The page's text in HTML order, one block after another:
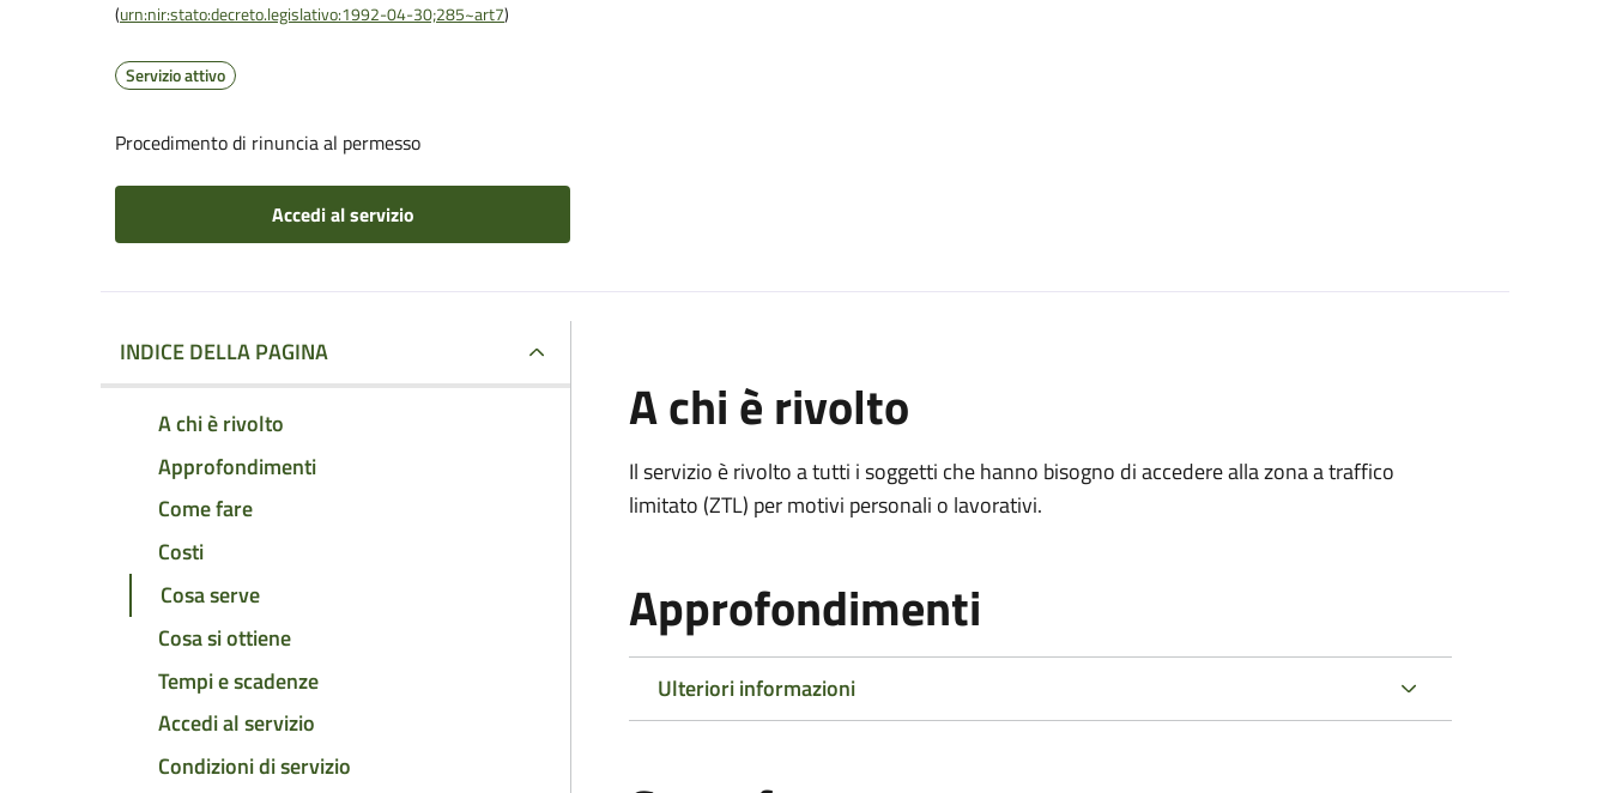
(urn:nir:stato:decreto.legislativo:1992-04-30;285~art7)
Servizio attivo
Procedimento di rinuncia al permesso
Accedi al servizio
INDICE DELLA PAGINA
A chi è rivolto
Approfondimenti
Come fare
Costi
Cosa serve
Cosa si ottiene
Tempi e scadenze
Accedi al servizio
Condizioni di servizio
A chi è rivolto
Il servizio è rivolto a tutti i soggetti che hanno bisogno di accedere alla zona a traffico
limitato (ZTL) per motivi personali o lavorativi.
Approfondimenti
Ulteriori informazioni